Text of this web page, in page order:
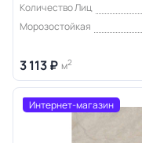
Количество Лиц
Морозостойкая
3 113 ₽ м2
Интернет-магазин